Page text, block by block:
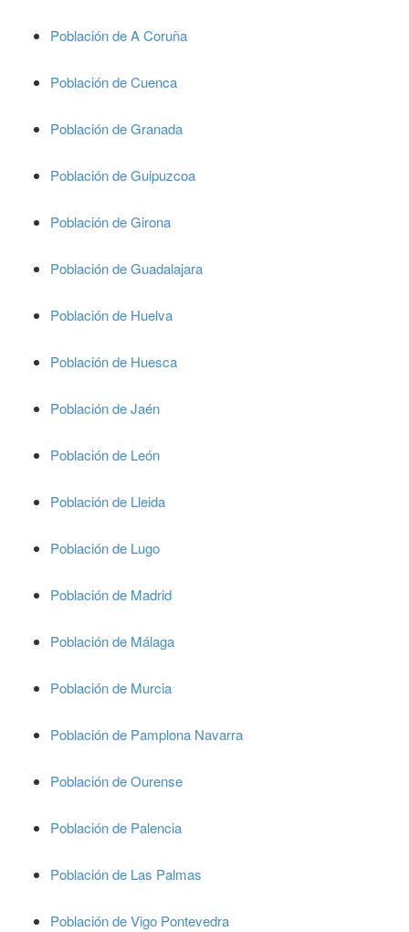
Población de A Coruña
Población de Cuenca
Población de Granada
Población de Guipuzcoa
Población de Girona
Población de Guadalajara
Población de Huelva
Población de Huesca
Población de Jaén
Población de León
Población de Lleida
Población de Lugo
Población de Madrid
Población de Málaga
Población de Murcia
Población de Pamplona Navarra
Población de Ourense
Población de Palencia
Población de Las Palmas
Población de Vigo Pontevedra